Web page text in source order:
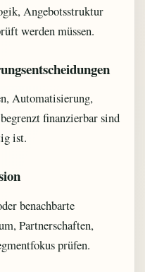
Angebotsstruktur
werden müssen.
Automatisierung,
finanzierbar sind
ist.
benachbarte
Partnerschaften,
prüfen.